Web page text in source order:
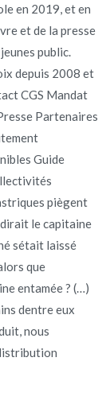
en 2019, et en
et de la presse
public.
depuis 2008 et
CGS Mandat
Partenaires
Guide
piègent
le capitaine
sétait laissé
que
entamée ? (…)
dentre eux
nous